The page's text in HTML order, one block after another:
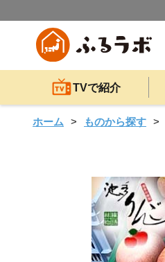
TVで紹介
ホーム ものから探す